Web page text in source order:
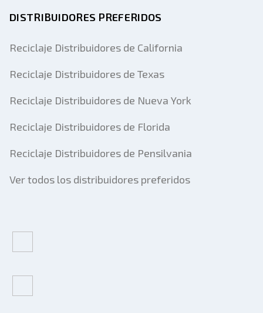
DISTRIBUIDORES PREFERIDOS
Reciclaje Distribuidores de California
Reciclaje Distribuidores de Texas
Reciclaje Distribuidores de Nueva York
Reciclaje Distribuidores de Florida
Reciclaje Distribuidores de Pensilvania
Ver todos los distribuidores preferidos